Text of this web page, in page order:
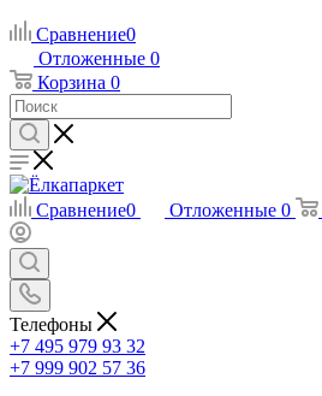
Сравнение0
Отложенные 0
Корзина 0
Сравнение0 Отложенные 0
Телефоны
+7 495 979 93 32
+7 999 902 57 36